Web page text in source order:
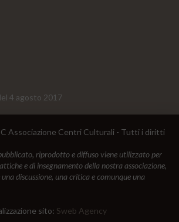
4 agosto 2017
Associazione Centri Culturali - Tutti i diritti
riprodotto e diffuso viene utilizzato per
e di insegnamento della nostra associazione,
discussione, una critica e comunque una
sito: Sweb Agency